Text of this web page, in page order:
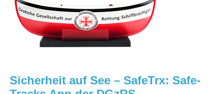
See
SafeTrx:
der
Sicherheit auf See – SafeTrx: Safe-